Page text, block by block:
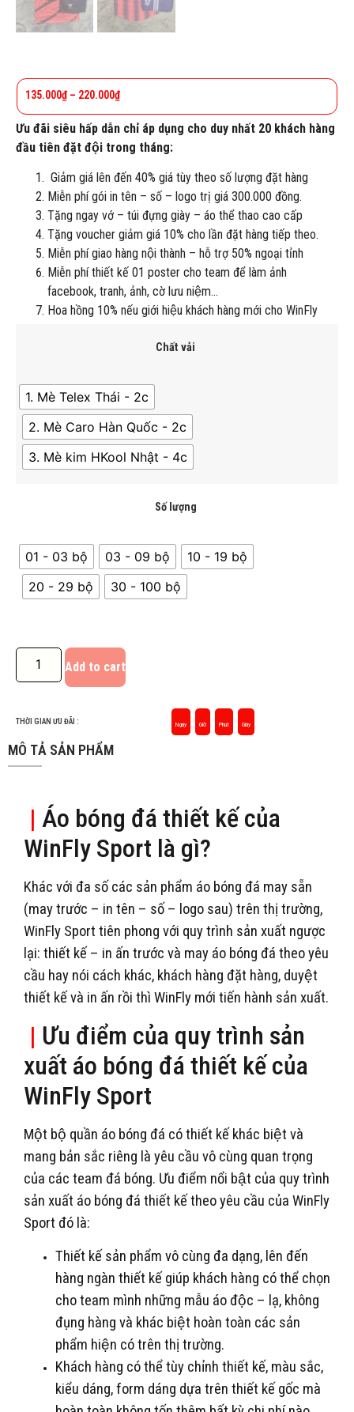
135.000₫ – 220.000₫
Ưu đãi siêu hấp dẫn chỉ áp dụng cho duy nhất 20 khách hàng
đầu tiên đặt đội trong tháng:
Giảm giá lên đến 40% giá tùy theo số lượng đặt hàng
Miễn phí gói in tên – số – logo trị giá 300.000 đồng.
Tặng ngay vớ – túi đựng giày – áo thể thao cao cấp
Tặng voucher giảm giá 10% cho lần đặt hàng tiếp theo.
Miễn phí giao hàng nội thành – hỗ trợ 50% ngoại tỉnh
Miễn phí thiết kế 01 poster cho team để làm ảnh
facebook, tranh, ảnh, cờ lưu niệm…
Hoa hồng 10% nếu giới hiệu khách hàng mới cho WinFly
Chất vải
1. Mè Telex Thái - 2c
2. Mè Caro Hàn Quốc - 2c
3. Mè kim HKool Nhật - 4c
Số lượng
01 - 03 bộ 03 - 09 bộ
10 - 19 bộ
20 - 29 bộ
30 - 100 bộ
Add to cart
THỜI GIAN ƯU ĐÃI : Ngày Giờ Phút Giây
MÔ TẢ SẢN PHẨM
| Áo bóng đá thiết kế của
WinFly Sport là gì?
Khác với đa số các sản phẩm áo bóng đá may sẵn
(may trước – in tên – số – logo sau) trên thị trường,
WinFly Sport tiên phong với quy trình sản xuất ngược
lại: thiết kế – in ấn trước và may áo bóng đá theo yêu
cầu hay nói cách khác, khách hàng đặt hàng, duyệt
thiết kế và in ấn rồi thì WinFly mới tiến hành sản xuất.
| Ưu điểm của quy trình sản
xuất áo bóng đá thiết kế của
WinFly Sport
Một bộ quần áo bóng đá có thiết kế khác biệt và
mang bản sắc riêng là yêu cầu vô cùng quan trọng
của các team đá bóng. Ưu điểm nổi bật của quy trình
sản xuất áo bóng đá thiết kế theo yêu cầu của WinFly
Sport đó là:
Thiết kế sản phẩm vô cùng đa dạng, lên đến
hàng ngàn thiết kế giúp khách hàng có thể chọn
cho team mình những mẫu áo độc – lạ, không
đụng hàng và khác biệt hoàn toàn các sản
phẩm hiện có trên thị trường.
Khách hàng có thể tùy chỉnh thiết kế, màu sắc,
kiểu dáng, form dáng dựa trên thiết kế gốc mà